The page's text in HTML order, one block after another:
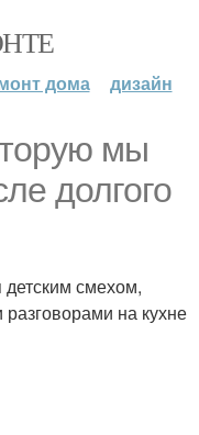
дома дизайн
мы
долгого
детским смехом,
на кухне